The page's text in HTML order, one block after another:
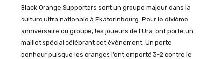
Black Orange Supporters sont un groupe majeur dans la
culture ultra nationale à Ekaterinbourg. Pour le dixième
anniversaire du groupe, les joueurs de l’Ural ont porté un
maillot spécial célébrant cet évènement. Un porte
bonheur puisque les oranges l’ont emporté 3-2 contre le